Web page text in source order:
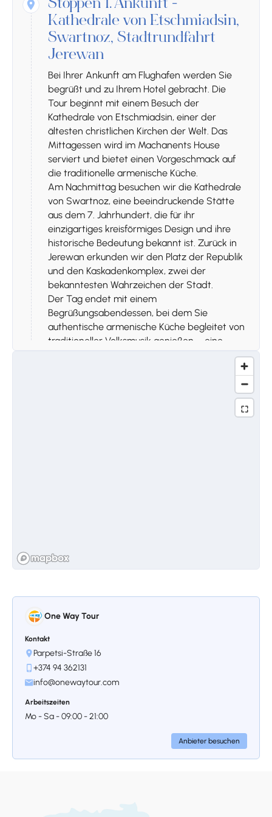
Stoppen 1.Ankunft -
Kathedrale von Etschmiadsin,
Swartnoz, Stadtrundfahrt
Jerewan
Bei Ihrer Ankunft am Flughafen werden Sie
begrüßt und zu Ihrem Hotel gebracht. Die
Tour beginnt mit einem Besuch der
Kathedrale von Etschmiadsin, einer der
ältesten christlichen Kirchen der Welt. Das
Mittagessen wird im Machanents House
serviert und bietet einen Vorgeschmack auf
die traditionelle armenische Küche.
Am Nachmittag besuchen wir die Kathedrale
von Swartnoz, eine beeindruckende Stätte
aus dem 7. Jahrhundert, die für ihr
einzigartiges kreisförmiges Design und ihre
historische Bedeutung bekannt ist. Zurück in
Jerewan erkunden wir den Platz der Republik
und den Kaskadenkomplex, zwei der
bekanntesten Wahrzeichen der Stadt.
Der Tag endet mit einem
Begrüßungsabendessen, bei dem Sie
authentische armenische Küche begleitet von
traditioneller Volksmusik genießen – eine
Der Berg Azhdahak ist ein erloschener Vulkan
Heute starten wir früh am Morgen mit einem
Frühstück in einem lokalen Familienhaus in der
Nähe von Azhdahak, das ein herzliches und
authentisches Erlebnis bietet. Danach fahren
wir mit einem Geländewagen auf eine Höhe
von 3.000 Metern, wo unser
Wanderabenteuer beginnt. Von diesem Punkt
aus steigen wir zum Gipfel des Berges
dabei atemberaubende Panoramablicke.
● Routenlänge: 12 km
One Way Tour
Kontakt
Parpetsi-Straße 16
+374 94 362131
info@onewaytour.com
Arbeitszeiten
Mo - Sa - 09:00 - 21:00
Anbieter besuchen